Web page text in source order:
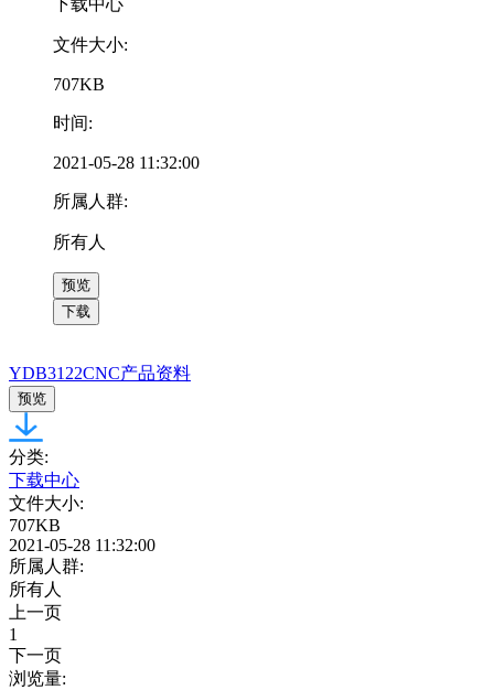
下载中心
文件大小:
707KB
时间:
2021-05-28 11:32:00
所属人群:
所有人
预览
下载
YDB3122CNC产品资料
预览
分类:
下载中心
文件大小:
707KB
2021-05-28 11:32:00
所属人群:
所有人
上一页
1
下一页
浏览量: